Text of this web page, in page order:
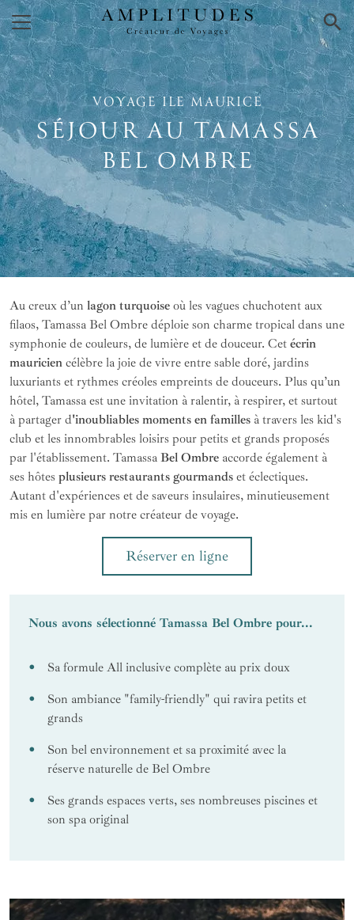
×
VOYAGE ILE MAURICE
SÉJOUR AU TAMASSA
BEL OMBRE
Au creux d’un lagon turquoise où les vagues chuchotent aux
filaos, Tamassa Bel Ombre déploie son charme tropical dans une
symphonie de couleurs, de lumière et de douceur. Cet écrin
mauricien célèbre la joie de vivre entre sable doré, jardins
luxuriants et rythmes créoles empreints de douceurs. Plus qu’un
hôtel, Tamassa est une invitation à ralentir, à respirer, et surtout
à partager d'inoubliables moments en familles à travers les kid's
club et les innombrables loisirs pour petits et grands proposés
par l'établissement. Tamassa Bel Ombre accorde également à
ses hôtes plusieurs restaurants gourmands et éclectiques.
Autant d'expériences et de saveurs insulaires, minutieusement
mis en lumière par notre créateur de voyage.
Réserver en ligne
Nous avons sélectionné Tamassa Bel Ombre pour...
Sa formule All inclusive complète au prix doux
Son ambiance "family-friendly" qui ravira petits et
grands
Son bel environnement et sa proximité avec la
réserve naturelle de Bel Ombre
Ses grands espaces verts, ses nombreuses piscines et
son spa original